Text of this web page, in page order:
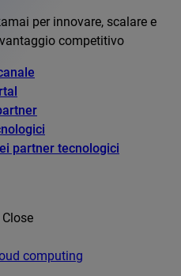
per innovare, scalare e
competitivo
partner tecnologici
Close
computing